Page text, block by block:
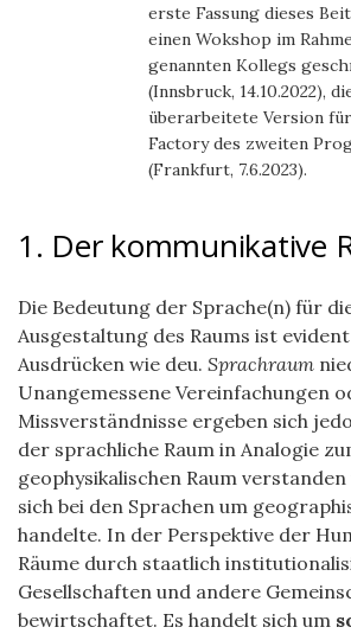
erste Fassung dieses
einen Wokshop im
genannten Kollegs
(Innsbruck, 14.10.2022),
überarbeitete Version
Factory des zweiten
(Frankfurt, 7.6.2023).
1. Der kommunikative
Die Bedeutung der Sprache(n) für
Ausgestaltung des Raums ist
Ausdrücken wie deu. Sprachraum
Unangemessene Vereinfachungen
Missverständnisse ergeben sich
der sprachliche Raum in Analogie
geophysikalischen Raum
sich bei den Sprachen um
handelte. In der Perspektive der
Räume durch staatlich
Gesellschaften und andere
bewirtschaftet. Es handelt sich um